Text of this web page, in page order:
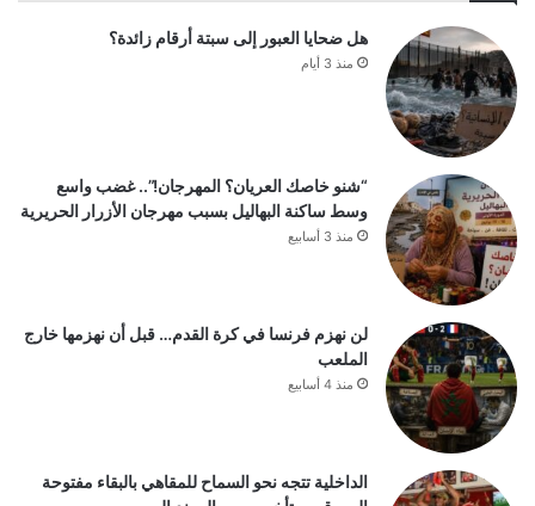
هل ضحايا العبور إلى سبتة أرقام زائدة؟
منذ 3 أيام
“شنو خاصك العريان؟ المهرجان!”.. غضب واسع
وسط ساكنة البهاليل بسبب مهرجان الأزرار الحريرية
منذ 3 أسابيع
لن نهزم فرنسا في كرة القدم… قبل أن نهزمها خارج
الملعب
منذ 4 أسابيع
الداخلية تتجه نحو السماح للمقاهي بالبقاء مفتوحة